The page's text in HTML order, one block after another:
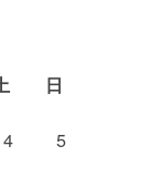
日
4 5